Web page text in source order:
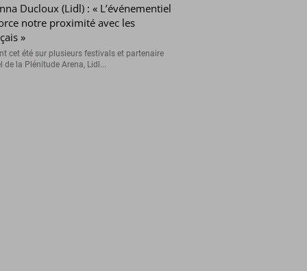
Ducloux (Lidl) : « L’événementiel
notre proximité avec les
»
cet été sur plusieurs festivals et partenaire
de la Plénitude Arena, Lidl...